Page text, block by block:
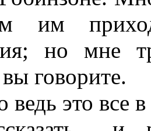
им
но мне
говорите.
это все